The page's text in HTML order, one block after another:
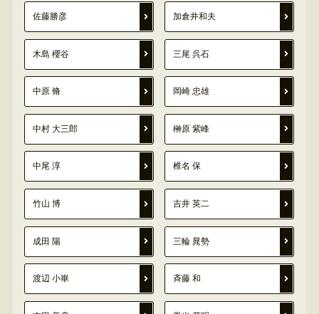
佐藤勝彦 加倉井和夫
木島 櫻谷 三尾 呉石
中原 脩 岡崎 忠雄
中村 大三郎 榊原 紫峰
中尾 淳 椎名 保
竹山 博 吉井 英二
成田 陽 三輪 晁勢
渡辺 小崋 斉藤 和